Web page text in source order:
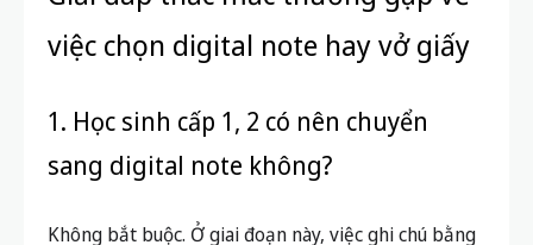
của con trẻ, hướng dẫn cách dùng digital note, quản
lý thời gian sử dụng thiết bị số hợp lý để tránh lạm
sẽ đem lại nhiều mẹo hữu ích.
Tham khảo trangEducation Corner
sinh toàn thế giới.